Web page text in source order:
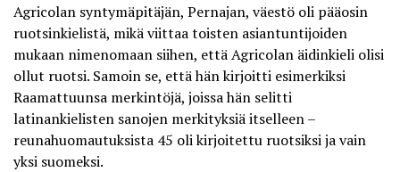
Agricolan syntymäpitäjän, Pernajan, väestö oli pääosin
ruotsinkielistä, mikä viittaa toisten asiantuntijoiden
mukaan nimenomaan siihen, että Agricolan äidinkieli olisi
ollut ruotsi. Samoin se, että hän kirjoitti esimerkiksi
Raamattuunsa merkintöjä, joissa hän selitti
latinankielisten sanojen merkityksiä itselleen –
reunahuomautuksista 45 oli kirjoitettu ruotsiksi ja vain
yksi suomeksi.